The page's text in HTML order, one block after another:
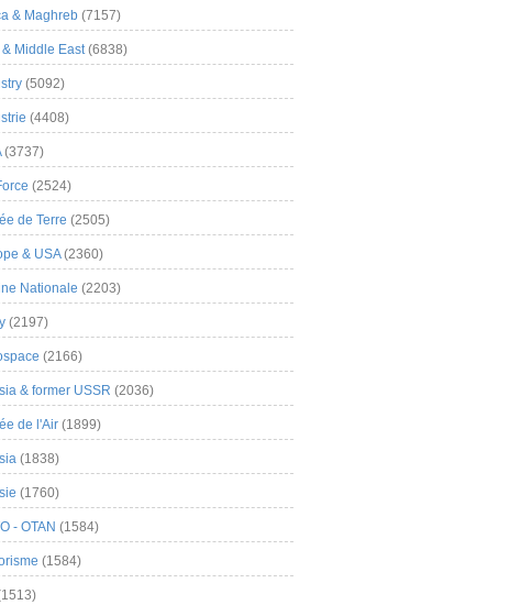
& Maghreb (7157)
& Middle East(6838)
(5092)
(4408)
(3737)
(2524)
de Terre (2505)
& USA(2360)
Nationale (2203)
(2197)
(2166)
& former USSR (2036)
de l'Air (1899)
(1838)
(1760)
- OTAN (1584)
(1584)